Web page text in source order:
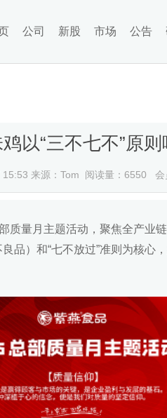
公司 新股 市场 公告
以“三不七不”原则
15:53 来源：Tom 阅读量：6550 会
质量月主题活动，聚焦全产业
品）和“七不放过”准则为核心